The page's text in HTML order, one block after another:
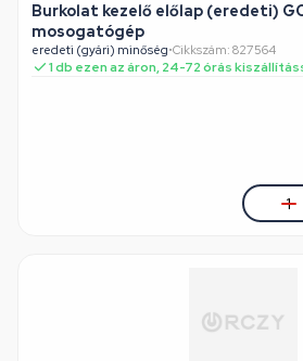
Burkolat kezelő előlap (eredeti)
mosogatógép
eredeti (gyári) minőség•Cikkszám: 827564
1 db ezen az áron, 24-72 órás